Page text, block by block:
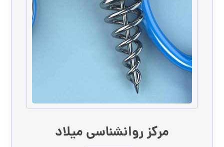
مرکز روانشناسی میلاد